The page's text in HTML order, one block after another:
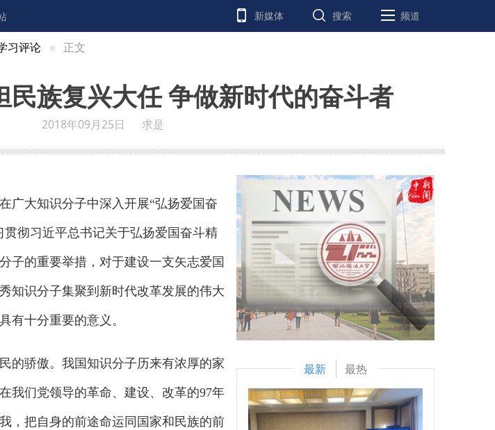
新媒体 搜索 频道
习评论 正文
民族复兴大任 争做新时代的奋斗者
2018年09月25日 求是
大知识分子中深入开展“弘扬爱国奋
彻习近平总书记关于弘扬爱国奋斗精
子的重要举措，对于建设一支矢志爱国
知识分子集聚到新时代改革发展的伟大
有十分重要的意义。
骄傲。我国知识分子历来有浓厚的家
我们党领导的革命、建设、改革的97年
，把自身的前途命运同国家和民族的前
最新 最热